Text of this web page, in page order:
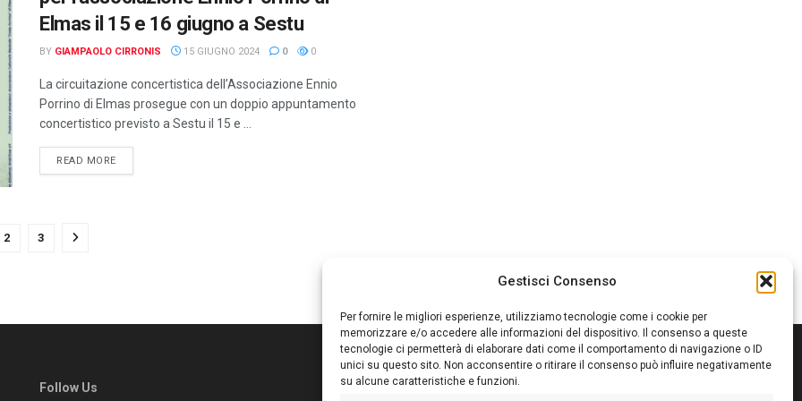
Gestisci Consenso
Per fornire le migliori esperienze, utilizziamo tecnologie come i cookie per
memorizzare e/o accedere alle informazioni del dispositivo. Il consenso a queste
tecnologie ci permetterà di elaborare dati come il comportamento di navigazione o ID
unici su questo sito. Non acconsentire o ritirare il consenso può influire negativamente
su alcune caratteristiche e funzioni.
Elmas il 15 e 16 giugno a Sestu
BY GIAMPAOLO CIRRONIS 15 GIUGNO 2024 0 0
La circuitazione concertistica dell’Associazione Ennio
Porrino di Elmas prosegue con un doppio appuntamento
concertistico previsto a Sestu il 15 e ...
READ MOREDETAILS
2 3
Follow Us Editore:Giampaolo Cirronis Ditta individuale